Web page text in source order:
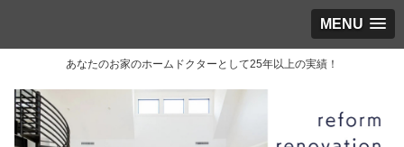
MENU
あなたのお家のホームドクターとして25年以上の実績！